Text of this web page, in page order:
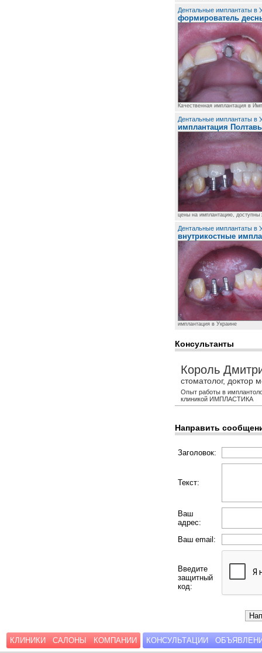
Дентальные имплантаты в
формирователь
Качественная имплантация в
Дентальные имплантаты в
имплантация
цены на имплантацию, доступны
Дентальные имплантаты в
внутрикостные
имплантация в Украине
Консультанты
Король
стоматолог, доктор
Опыт работы в
клиникой ИМПЛАСТИКА
Направить
Заголовок:
Текст:
Ваш
адрес:
Ваш email:
Введите
защитный
код:
КЛИНИКИ САЛОНЫ КОМПАНИИ КОНСУЛЬТАЦИИ